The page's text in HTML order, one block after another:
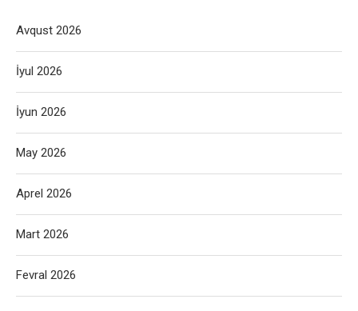
Avqust 2026
İyul 2026
İyun 2026
May 2026
Aprel 2026
Mart 2026
Fevral 2026